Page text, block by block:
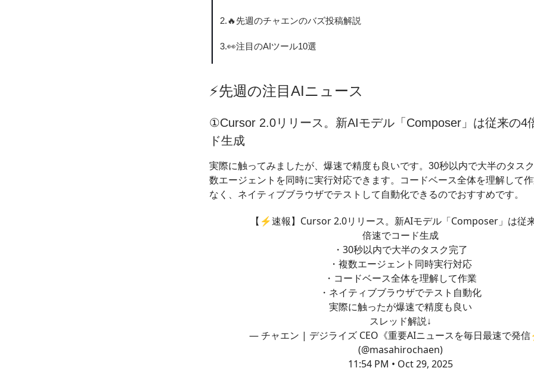
2.🔥先週のチャエンのバズ投稿解説
3.👀注目のAIツール10選
⚡️先週の注目AIニュース
①Cursor 2.0リリース。新AIモデル「Composer」は従来の4
ド生成
実際に触ってみましたが、爆速で精度も良いです。30秒以内で大半のタス
数エージェントを同時に実行対応できます。コードベース全体を理解して
なく、ネイティブブラウザでテストして自動化できるのでおすすめです。
【⚡️速報】Cursor 2.0リリース。新AIモデル「Composer」は従
倍速でコード生成
・30秒以内で大半のタスク完了
・複数エージェント同時実行対応
・コードベース全体を理解して作業
・ネイティブブラウザでテスト自動化
実際に触ったが爆速で精度も良い
スレッド解説↓
— チャエン | デジライズ CEO《重要AIニュースを毎日最速で発信
(@masahirochaen)
11:54 PM • Oct 29, 2025